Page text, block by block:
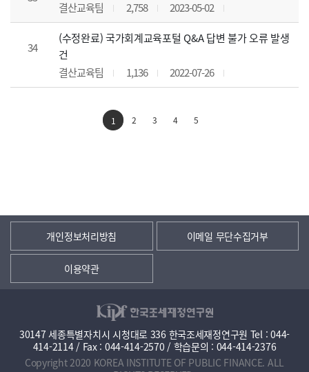
결산교육팀
2,758 2023-05-02
34
(수정완료) 국가회계교육포털 Q&A 답변 불가 오류 발생
건
결산교육팀
1,136 2022-07-26
1 2 3 4 5
개인정보처리방침 이메일 무단수집거부
이용약관
30147 세종특별자치시 시청대로 336 한국조세재정연구원 Tel : 044-
414-2114 / Fax : 044-414-2570 / 학습문의 : 044-414-2376
Copyright 2020 KOREA INSTITUTE OF PUBLIC FINANCE. ALL